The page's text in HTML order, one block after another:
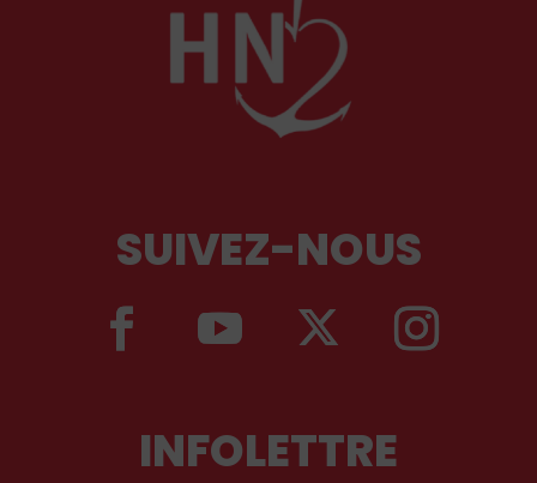
SUIVEZ-NOUS
INFOLETTRE